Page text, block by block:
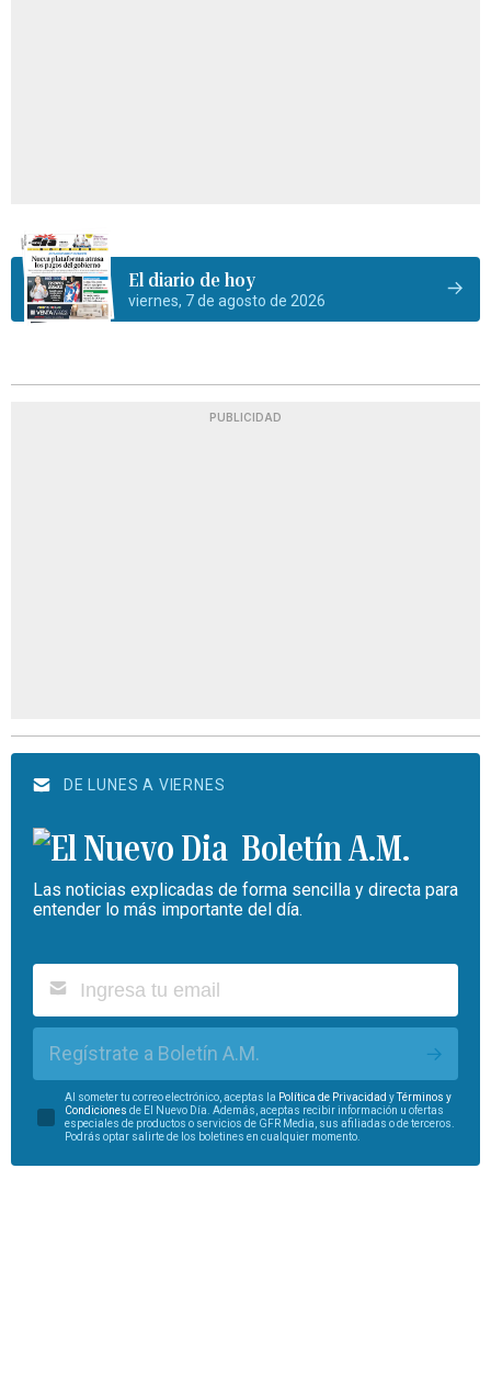
El diario de hoy
viernes, 7 de agosto de 2026
PUBLICIDAD
DE LUNES A VIERNES
Boletín A.M.
Las noticias explicadas de forma sencilla y directa para
entender lo más importante del día.
Regístrate a Boletín A.M.
Al someter tu correo electrónico, aceptas la Política de Privacidad y
Términos y
Condiciones de El Nuevo Día. Además, aceptas recibir información u ofertas
especiales de productos o servicios de GFR Media, sus afiliadas o de terceros.
Podrás optar salirte de los boletines en cualquier momento.